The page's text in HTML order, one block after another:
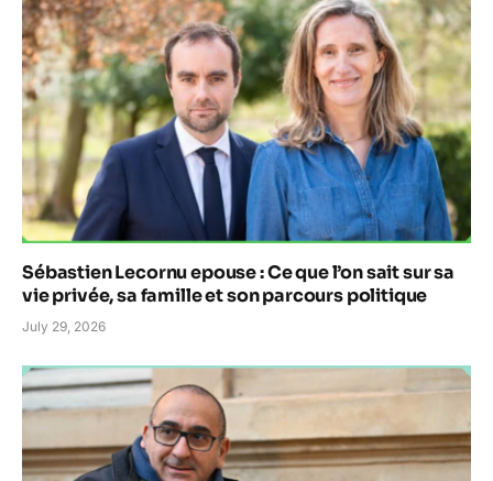
Sébastien Lecornu epouse : Ce que l’on sait sur sa
vie privée, sa famille et son parcours politique
July 29, 2026